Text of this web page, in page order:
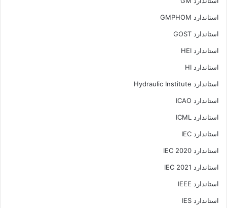
استاندارد GMPHOM
استاندارد GOST
استاندارد HEI
استاندارد HI
استاندارد Hydraulic Institute
استاندارد ICAO
استاندارد ICML
استاندارد IEC
استاندارد IEC 2020
استاندارد IEC 2021
استاندارد IEEE
استاندارد IES